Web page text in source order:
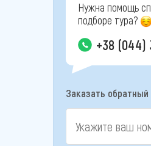
Нужна помощь
подборе тура?
+38 (044)
Заказать обратный